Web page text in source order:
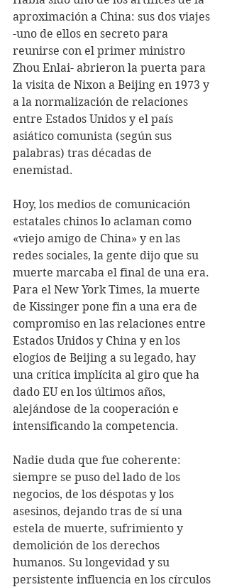
aproximación a China: sus dos viajes
-uno de ellos en secreto para
reunirse con el primer ministro
Zhou Enlai- abrieron la puerta para
la visita de Nixon a Beijing en 1973 y
a la normalización de relaciones
entre Estados Unidos y el país
asiático comunista (según sus
palabras) tras décadas de
enemistad.
Hoy, los medios de comunicación
estatales chinos lo aclaman como
«viejo amigo de China» y en las
redes sociales, la gente dijo que su
muerte marcaba el final de una era.
Para el New York Times, la muerte
de Kissinger pone fin a una era de
compromiso en las relaciones entre
Estados Unidos y China y en los
elogios de Beijing a su legado, hay
una crítica implícita al giro que ha
dado EU en los últimos años,
alejándose de la cooperación e
intensificando la competencia.
Nadie duda que fue coherente:
siempre se puso del lado de los
negocios, de los déspotas y los
asesinos, dejando tras de sí una
estela de muerte, sufrimiento y
demolición de los derechos
humanos. Su longevidad y su
persistente influencia en los círculos